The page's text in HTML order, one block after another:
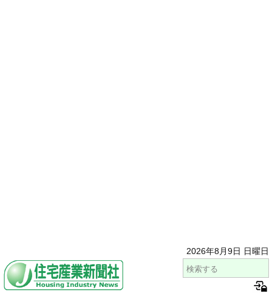
2026年8月9日 日曜日